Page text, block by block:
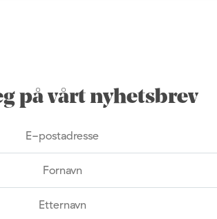
på vårt nyhetsbrev